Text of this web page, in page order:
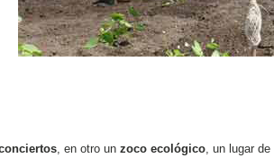
, en otro un zoco ecológico, un lugar de